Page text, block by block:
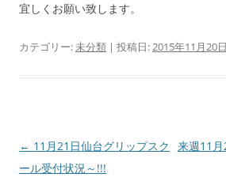
宜しくお願い致します。
カテゴリー:未分類 | 投稿日:2015年11月20日
投
稿
← 11月21日仙台グリップスク
ール受付状況～!!!
来週11